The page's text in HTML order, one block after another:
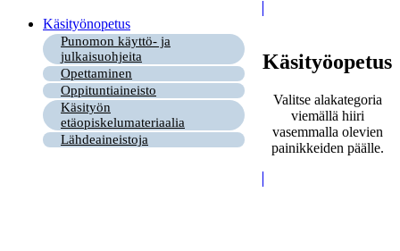
Käsityönopetus
Punomon käyttö- ja
julkaisuohjeita
Opettaminen
Oppituntiaineisto
Käsityön
etäopiskelumateriaalia
Lähdeaineistoja
Käsityöopetus
Valitse alakategoria
viemällä hiiri
vasemmalla olevien
painikkeiden päälle.